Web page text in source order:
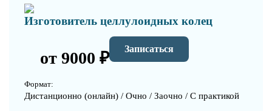
Изготовитель целлулоидных колец
от 9000 ₽ Записаться
Формат:
Дистанционно (онлайн) / Очно / Заочно / С практикой